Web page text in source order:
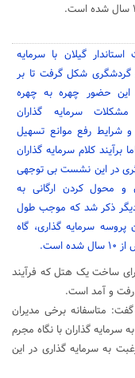
گیلان با سرمایه
گردشگری شکل گرفت تا بر
حضور چهره به چهره
سرمایه گذاران
و شرایط رفع موانع تسهیل
برآیند کلام سرمایه گذاران
در این نشست بی توجهی
و محول کردن ارگانی به
دیگر ذکر شد که موجب طول
سرمایه گذاری، گاه
است.
برای ساخت یک هتل که فرآیند
رفت و آمد است.
متاسفانه برخی مدیران
سرمایه گذاران با نگاه مجرم
به سرمایه گذاری در این